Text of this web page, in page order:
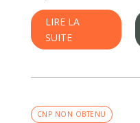
LIRE LA
SUITE
CNP NON OBTENU